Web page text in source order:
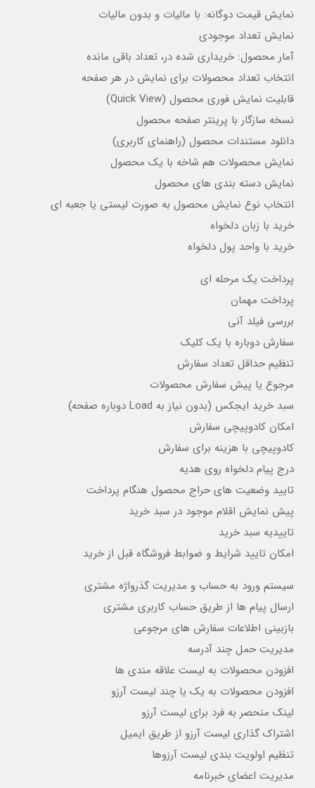
نمایش قیمت دوگانه: با مالیات و بدون مالیات
نمایش تعداد موجودی
آمار محصول: خریداری شده در، تعداد باقی مانده
انتخاب تعداد محصولات برای نمایش در هر صفحه
قابلیت نمایش فوری محصول (Quick View)
نسخه سازگار با پرینتر صفحه محصول
دانلود مستندات محصول (راهنمای کاربری)
نمایش محصولات هم شاخه با یک محصول
نمایش دسته بندی های محصول
انتخاب نوع نمایش محصول به صورت لیستی یا جعبه ای
خرید با زبان دلخواه
خرید با واحد پول دلخواه
پرداخت یک مرحله ای
پرداخت مهمان
بررسی فیلد آنی
سفارش دوباره با یک کلیک
تنظیم حداقل تعداد سفارش
مرجوع یا پیش سفارش محصولات
سبد خرید ایجکس (بدون نیاز به Load دوباره صفحه)
امکان کادوپیچی سفارش
کادوپیچی با هزینه برای سفارش
درج پیام دلخواه روی هدیه
تایید وضعیت های حراج محصول هنگام پرداخت
پیش نمایش اقلام موجود در سبد خرید
تاییدیه سبد خرید
امکان تایید شرایط و ضوابط فروشگاه قبل از خرید
سیستم ورود به حساب و مدیریت گذرواژه مشتری
ارسال پیام ها از طریق حساب کاربری مشتری
بازبینی اطلاعات سفارش های مرجوعی
مدیریت حمل چند آدرسه
افزودن محصولات به لیست علاقه مندی ها
افزودن محصولات به یک یا چند لیست آرزو
لینک منحصر به فرد برای لیست آرزو
اشتراک گذاری لیست آرزو از طریق ایمیل
تنظیم اولویت بندی لیست آرزوها
مدیریت اعضای خبرنامه